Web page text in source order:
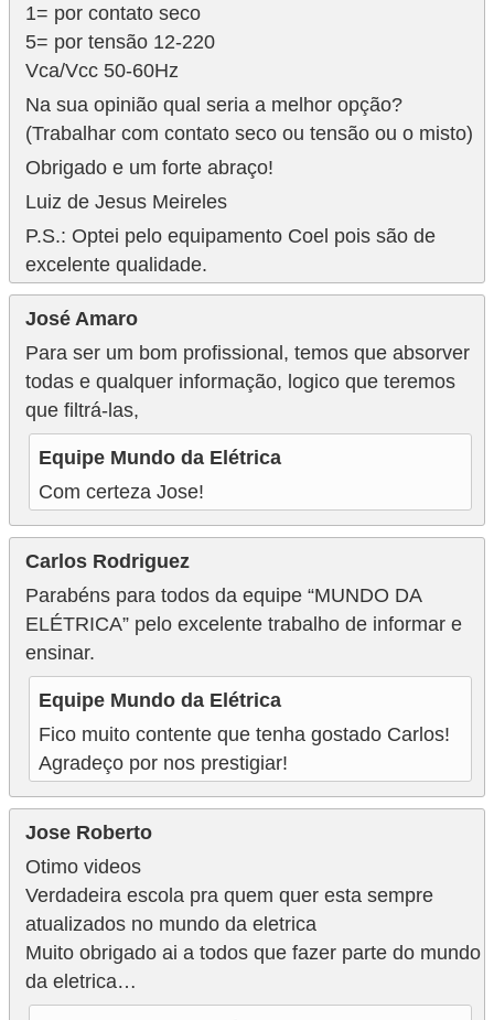
1= por contato seco
5= por tensão 12-220
Vca/Vcc 50-60Hz
Na sua opinião qual seria a melhor opção?
(Trabalhar com contato seco ou tensão ou o misto)
Obrigado e um forte abraço!
Luiz de Jesus Meireles
P.S.: Optei pelo equipamento Coel pois são de
excelente qualidade.
José Amaro
Para ser um bom profissional, temos que absorver
todas e qualquer informação, logico que teremos
que filtrá-las,
Equipe Mundo da Elétrica
Com certeza Jose!
Carlos Rodriguez
Parabéns para todos da equipe “MUNDO DA
ELÉTRICA” pelo excelente trabalho de informar e
ensinar.
Equipe Mundo da Elétrica
Fico muito contente que tenha gostado Carlos!
Agradeço por nos prestigiar!
Jose Roberto
Otimo videos
Verdadeira escola pra quem quer esta sempre
atualizados no mundo da eletrica
Muito obrigado ai a todos que fazer parte do mundo
da eletrica…